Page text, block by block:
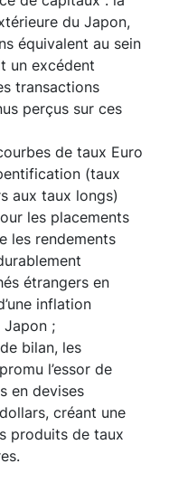
du Japon,
équivalent au sein
un excédent
transactions
perçus sur ces
de taux Euro
(taux
aux taux longs)
les placements
les rendements
étrangers en
inflation
Japon ;
bilan, les
l’essor de
en devises
créant une
produits de taux